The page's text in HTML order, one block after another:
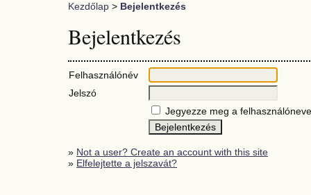
Kezdőlap > Bejelentkezés
Bejelentkezés
Felhasználónév
Jelszó
Jegyezze meg a
» Not a user? Create an account with this site
» Elfelejtette a jelszavát?